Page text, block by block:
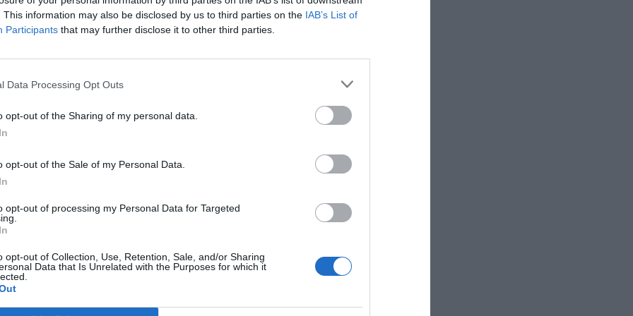
This information may also be disclosed by us to third parties on the IAB’s List of
Participants that may further disclose it to other third parties.
Data Processing Opt Outs
opt-out of the Sharing of my personal data.
opt-out of the Sale of my Personal Data.
opt-out of processing my Personal Data for Targeted
opt-out of Collection, Use, Retention, Sale, and/or Sharing
Data that Is Unrelated with the Purposes for which it
inversión públicaen equipamientos fue a parar a
. Se destinaron 718,7 millones a obra nueva
12,5% más interanual.
no incluyen la inversión realizada por empresas privadas que
administraciones públicas.
administraciones públicas españolas
en proyectos entre enero y noviembre, lo que supone un
11,6%respecto a 2024. Es decir: la licitación deportiva creció
superior a la evolución total.
2P
es la unidad de estrategia e inteligencia de mercado de
plataforma de datos monitoriza en tiempo real el negocio de
de cadenas de gimnasios, para analizar y comparar el
de las compañías en sus distintas líneas de actividad.